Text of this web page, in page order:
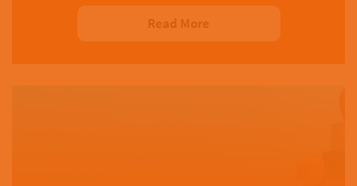
Read More